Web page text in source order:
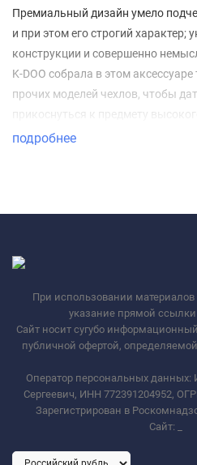
Премиальный дизайн умело
и при этом его строгий характер;
конструкции и совершенно
K-DOO собрала в этом
прочих моделей чехлов, чтобы
прикоснуться к предмету
подробнее
При использовании материалов
указание прямой ссылки
Сайт носит сугубо
публичной офертой,
Оператор персональных
Сергеевич, ИНН 772391204952,
Зарегистрирован в
Сайт: